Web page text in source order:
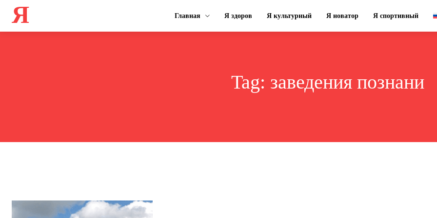
Я Главная Я здоров Я культурный Я новатор Я спортивный
Tag: заведения познани